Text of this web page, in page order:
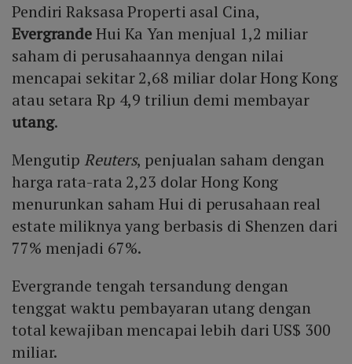
Pendiri Raksasa Properti asal Cina,
EvergrandeHui Ka Yan menjual 1,2 miliar
saham di perusahaannya dengan nilai
mencapai sekitar 2,68 miliar dolar Hong Kong
atau setara Rp 4,9 triliun demi membayar
utang.
Mengutip Reuters, penjualan saham dengan
harga rata-rata 2,23 dolar Hong Kong
menurunkan saham Hui di perusahaan real
estate miliknya yang berbasis di Shenzen dari
77% menjadi 67%.
Evergrande tengah tersandung dengan
tenggat waktu pembayaran utang dengan
total kewajiban mencapai lebih dari US$ 300
miliar.